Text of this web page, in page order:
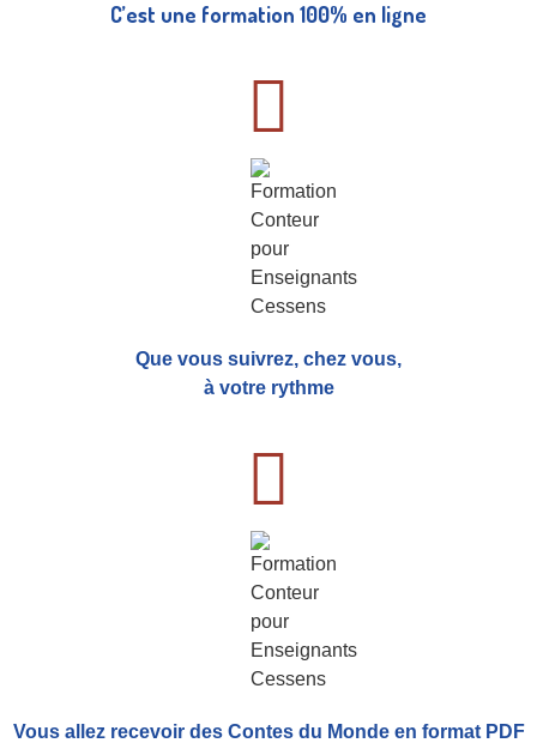
C’est une formation 100% en ligne
Que vous suivrez, chez vous,
à votre rythme
Vous allez recevoir des Contes du Monde en format PDF